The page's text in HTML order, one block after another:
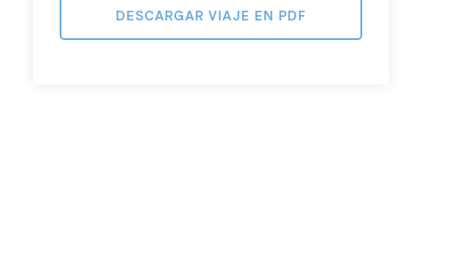
DESCARGAR VIAJE EN PDF